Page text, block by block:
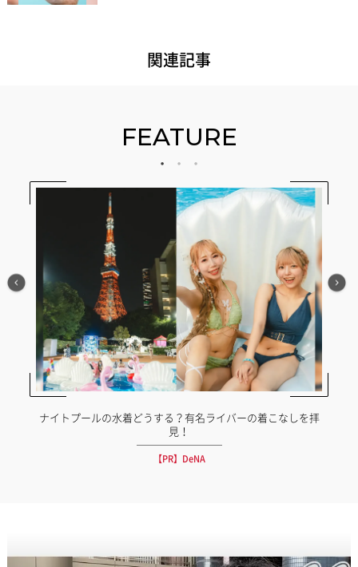
関連記事
FEATURE
ナイトプールの水着どうする？有名ライバーの着こなしを拝
見！
【PR】DeNA